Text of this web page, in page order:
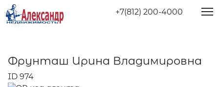
+7(812) 200-4000
Фрунташ Ирина Владимировна
ID 974